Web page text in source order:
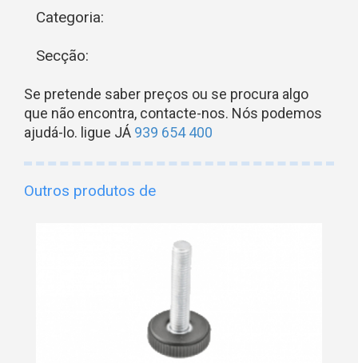
Categoria:
Secção:
Se pretende saber preços ou se procura algo
que não encontra, contacte-nos. Nós podemos
ajudá-lo. ligue JÁ 939 654 400
Outros produtos de